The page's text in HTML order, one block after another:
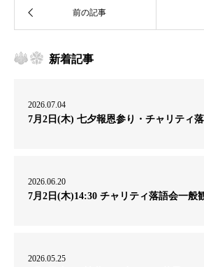
新着記事
2026.07.04
7月2日(木) 七夕報恩参り・チャリティ
2026.06.20
7月2日(木)14:30 チャリティ落語会一般
2026.05.25